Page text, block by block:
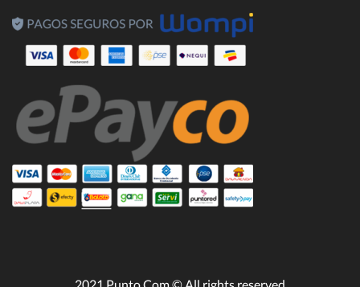
2021 Punto Com © All rights reserved